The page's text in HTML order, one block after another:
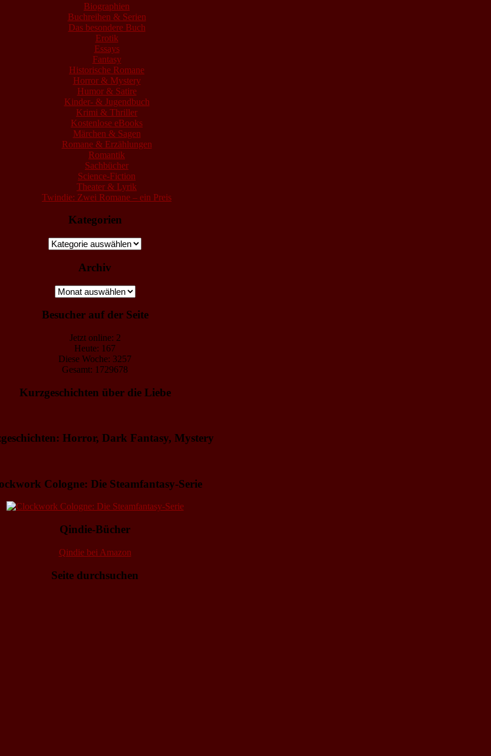
Biographien
Buchreihen & Serien
Das besondere Buch
Erotik
Essays
Fantasy
Historische Romane
Horror & Mystery
Humor & Satire
Kinder- & Jugendbuch
Krimi & Thriller
Kostenlose eBooks
Märchen & Sagen
Romane & Erzählungen
Romantik
Sachbücher
Science-Fiction
Theater & Lyrik
Twindie: Zwei Romane – ein Preis
Kategorien
Kategorien
Archiv
Archiv
Besucher auf der Seite
Jetzt online: 2
Heute: 167
Diese Woche: 3257
Gesamt: 1729678
Kurzgeschichten über die Liebe
Horror, Dark Fantasy, Mystery
Cologne: Die Steamfantasy-Serie
Qindie-Bücher
Qindie bei Amazon
Seite durchsuchen